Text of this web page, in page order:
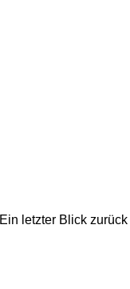
Ein letzter Blick